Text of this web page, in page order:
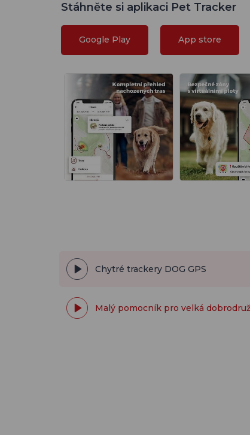
Stáhněte si aplikaci Pet Tracker
Google Play App store
Chytré trackery DOG GPS
Malý pomocník pro velká